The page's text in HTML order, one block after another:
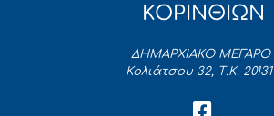
ΚΟΡΙΝΘΙΩΝ
ΔΗΜΑΡΧΙΑΚΟ ΜΕΓΑΡΟ
Κολιάτσου 32, Τ.Κ. 20131